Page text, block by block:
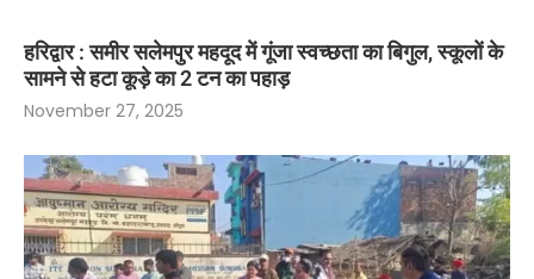
हरिद्वार : समीर सलेमपुर महदूद में गूंजा स्वच्छता का बिगुल, स्कूलों के
सामने से हटा कूड़े का 2 टन का पहाड़
November 27, 2025